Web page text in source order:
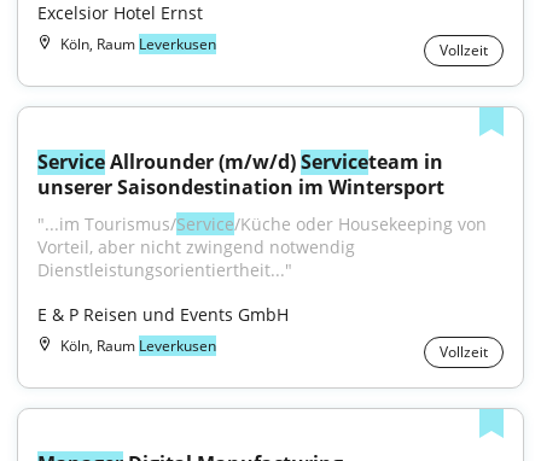
Excelsior Hotel Ernst
Köln, Raum Leverkusen Vollzeit
Service Allrounder (m/w/d) Serviceteam in
unserer Saisondestination im Wintersport
"...im Tourismus/Service/Küche oder Housekeeping von
Vorteil, aber nicht zwingend notwendig
Dienstleistungsorientiertheit..."
E & P Reisen und Events GmbH
Köln, Raum Leverkusen Vollzeit